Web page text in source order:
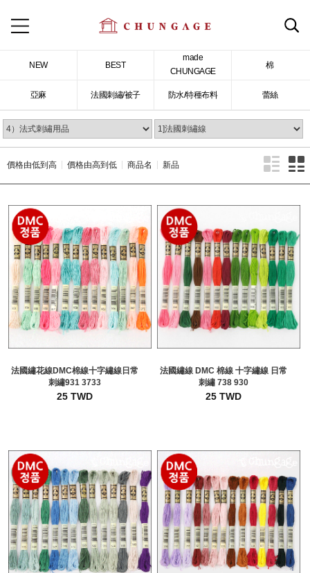
NEW BEST
made
CHUNGAGE
棉
亞麻 法國刺繡/被子 防水/特種布料 蕾絲
價格由低到高 價格由高到低 商品名 新品
法國繡花線DMC棉線十字繡線日常
刺繡931 3733
25 TWD
法國繡線 DMC 棉線 十字繡線 日常
刺繡 738 930
25 TWD